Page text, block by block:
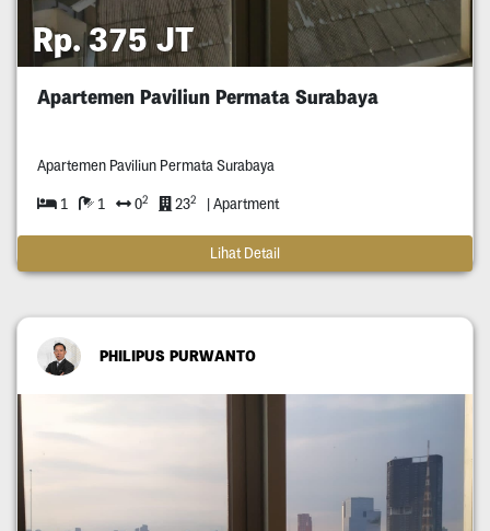
Rp. 375 JT
Apartemen Paviliun Permata Surabaya
Apartemen Paviliun Permata Surabaya
1 1 02 232 | Apartment
Lihat Detail
PHILIPUS PURWANTO